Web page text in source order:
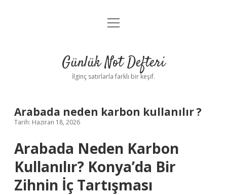
Anasayfa
Yasal Uyarı
menüyü
Günlük Not Defteri
İlginç satırlarla farklı bir keşif.
Arabada neden karbon kullanılır ?
Tarih: Haziran 18, 2026
Arabada Neden Karbon
Kullanılır? Konya’da Bir
Zihnin İç Tartışması